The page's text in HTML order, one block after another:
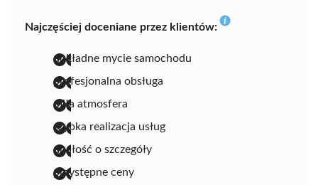
Najczęściej doceniane przez klientów:
dokładne mycie samochodu
profesjonalna obsługa
miła atmosfera
szybka realizacja usług
dbałość o szczegóły
przystępne ceny